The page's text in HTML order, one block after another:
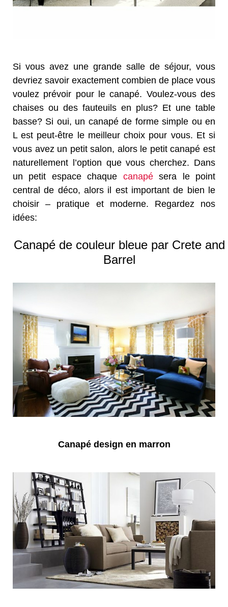
Si vous avez une grande salle de séjour, vous
devriez savoir exactement combien de place vous
voulez prévoir pour le canapé. Voulez-vous des
chaises ou des fauteuils en plus? Et une table
basse? Si oui, un canapé de forme simple ou en
L est peut-être le meilleur choix pour vous. Et si
vous avez un petit salon, alors le petit canapé est
naturellement l’option que vous cherchez. Dans
un petit espace chaque canapésera le point
central de déco, alors il est important de bien le
choisir – pratique et moderne. Regardez nos
idées:
Canapé de couleur bleue par Crete and
Barrel
Canapé design en marron